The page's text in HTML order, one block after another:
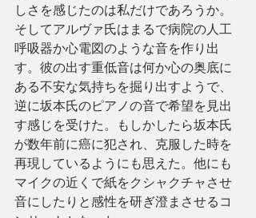
しさを感じたのは私だけであろうか。
そしてアルヴァ氏はまるで病院の人工
呼吸器か心電図のような音を作り出
す。彼の出す重低音は何か心の奥底に
ある不安な気持ちを掘り出すようで、
逆に坂本氏のピアノの音で希望を見出
す感じを受けた。もしかしたら坂本氏
が数年前に癌に犯され、克服した時を
再現しているようにも思えた。他にも
マイクの近くで紙をクシャクチャさせ
音にしたりと感性を研ぎ澄まさせるコ